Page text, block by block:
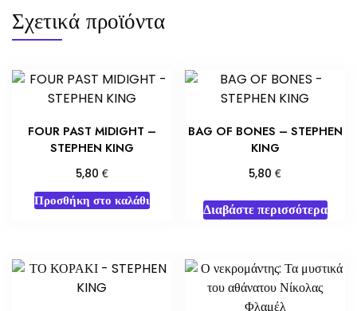
Σχετικά προϊόντα
FOUR PAST MIDIGHT –
STEPHEN KING
5,80 €
Προσθήκη στο καλάθι
BAG OF BONES – STEPHEN
KING
5,80€
Διαβάστε περισσότερα